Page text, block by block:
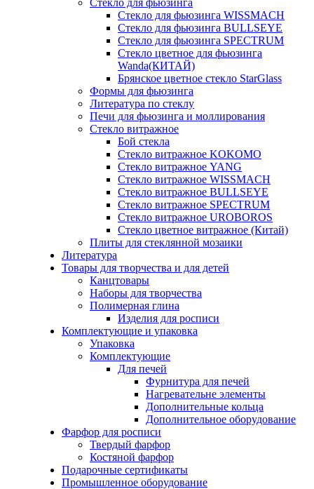
Стекло для фьюзинга
Стекло для фьюзинга WISSMACH
Стекло для фьюзинга BULLSEYE
Стекло для фьюзинга SPECTRUM
Стекло цветное для фьюзинга
Wanda(КИТАЙ)
Брянское цветное стекло StarGlass
Формы для фьюзинга
Литература по стеклу
Печи для фьюзинга и моллирования
Стекло витражное
Бой стекла
Стекло витражное KOKOMO
Стекло витражное YANG
Стекло витражное WISSMACH
Стекло витражное BULLSEYE
Стекло витражное SPECTRUM
Стекло витражное UROBOROS
Стекло цветное витражное (Китай)
Плиты для стеклянной мозаики
Литература
Товары для творчества и для детей
Канцтовары
Наборы для творчества
Полимерная глина
Изделия для росписи
Комплектующие и упаковка
Упаковка
Комплектующие
Для печей
Фурнитура для печей
Нагревательне элементы
Дополнительные кольца
Дополнительное оборудование
Фарфор для росписи
Твердый фарфор
Костяной фарфор
Подарочные сертификаты
Промышленное оборудование